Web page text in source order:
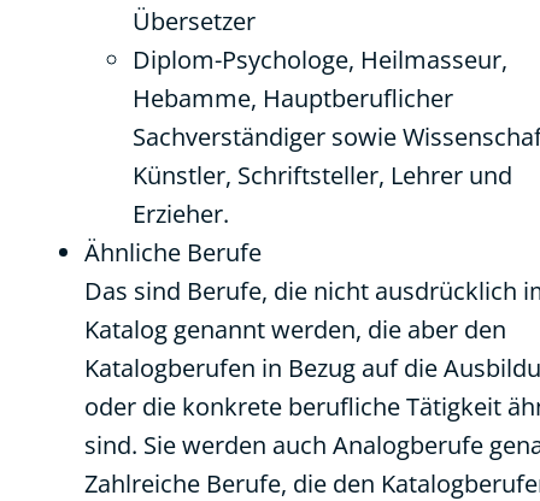
Übersetzer
Diplom-Psychologe, Heilmasseur,
Hebamme, Hauptberuflicher
Sachverständiger sowie
Künstler, Schriftsteller, Lehrer und
Erzieher.
Ähnliche Berufe
Das sind Berufe, die nicht ausdrücklich
Katalog genannt werden, die aber den
Katalogberufen in Bezug auf die
oder die konkrete berufliche Tätigkeit
sind. Sie werden auch Analogberufe
Zahlreiche Berufe, die den